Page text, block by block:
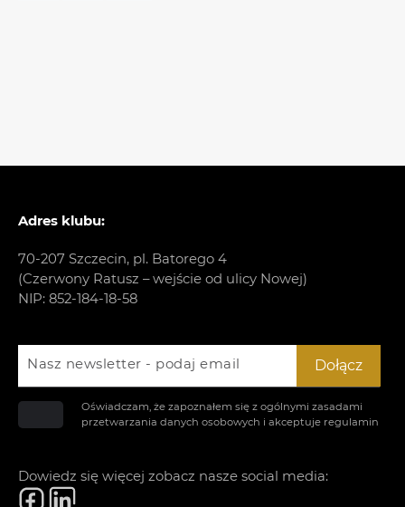
Adres klubu:
70-207 Szczecin, pl. Batorego 4
(Czerwony Ratusz – wejście od ulicy Nowej)
NIP: 852-184-18-58
Nasz newsletter - podaj email
Oświadczam, że zapoznałem się z ogólnymi zasadami
przetwarzania danych osobowych i akceptuje regulamin
Dołącz
Dowiedz się więcej zobacz nasze social media: